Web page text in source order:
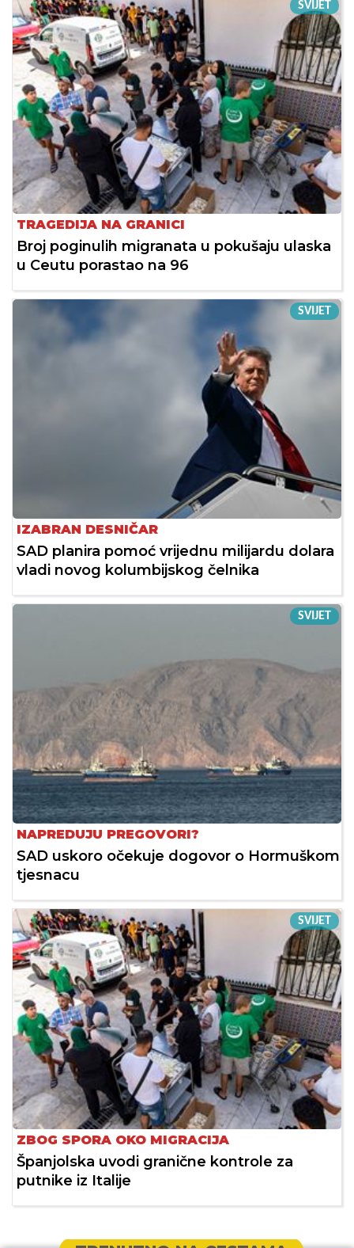
SVIJET
TRAGEDIJA NA GRANICI
Broj poginulih migranata u pokušaju ulaska
u Ceutu porastao na 96
SVIJET
IZABRAN DESNIČAR
SAD planira pomoć vrijednu milijardu dolara
vladi novog kolumbijskog čelnika
SVIJET
NAPREDUJU PREGOVORI?
SAD uskoro očekuje dogovor o Hormuškom
tjesnacu
SVIJET
ZBOG SPORA OKO MIGRACIJA
Španjolska uvodi granične kontrole za
putnike iz Italije